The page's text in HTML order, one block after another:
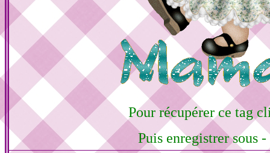
Pour récupérer ce tag
Puis enregistrer sous